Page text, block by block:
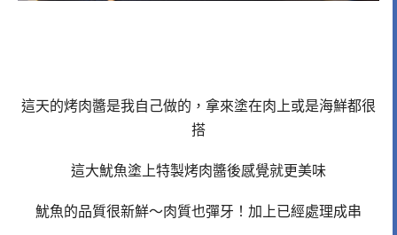
這天的烤肉醬是我自己做的，拿來塗在肉上或是海鮮都很
搭
這大魷魚塗上特製烤肉醬後感覺就更美味
魷魚的品質很新鮮～肉質也彈牙！加上已經處理成串